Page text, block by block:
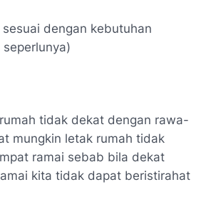
dengan kebutuhan
tidak dekat dengan rawa-
mungkin letak rumah tidak
ramai sebab bila dekat
kita tidak dapat beristirahat